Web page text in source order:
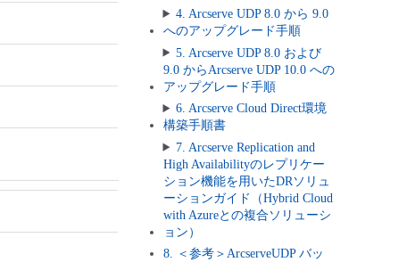
4. Arcserve UDP 8.0 から 9.0
へのアップグレード手順
5. Arcserve UDP 8.0 および
9.0 からArcserve UDP 10.0 への
アップグレード手順
6. Arcserve Cloud Direct環境
構築手順書
7. Arcserve Replication and
High Availabilityのレプリケー
ション機能を用いたDRソリュ
ーションガイド（Hybrid Cloud
with Azureとの複合ソリューシ
ョン）
8. ＜参考＞ArcserveUDP バッ